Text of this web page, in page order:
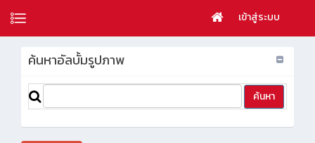
เข้าสู่ระบบ
ค้นหาอัลบั้มรูปภาพ